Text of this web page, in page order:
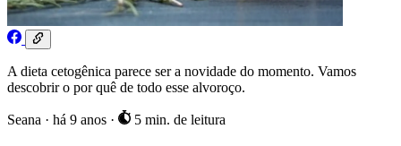
A dieta cetogênica parece ser a novidade do momento. Vamos
descobrir o por quê de todo esse alvoroço.
Seana · há 9 anos · 5 min. de leitura